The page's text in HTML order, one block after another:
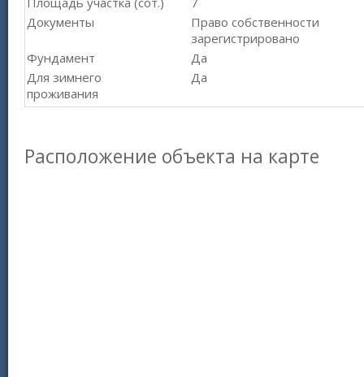
Документы
Право собственности
зарегистрировано
Фундамент
Да
Для зимнего
проживания
Да
Расположение объекта на карте